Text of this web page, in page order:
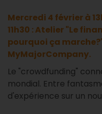
Mercredi 4 février à
11h30 : Atelier "Le
pourquoi ça
MyMajorCompany.
Le "crowdfunding"
mondial. Entre
d'expérience sur un